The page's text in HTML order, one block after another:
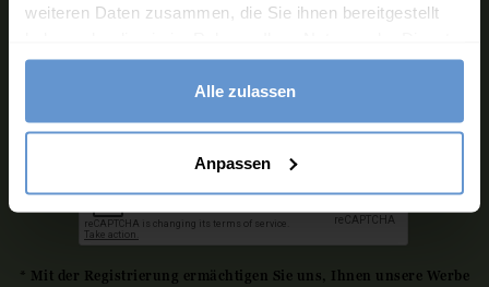
weiteren Daten zusammen, die Sie ihnen bereitgestellt
gesammelt haben.
Alle zulassen
Anpassen
ABONNIEREN
* Mit der Registrierung ermächtigen Sie uns, Ihnen unsere Werbe